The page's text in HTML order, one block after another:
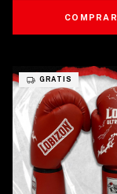
COMPRAR
GRATIS